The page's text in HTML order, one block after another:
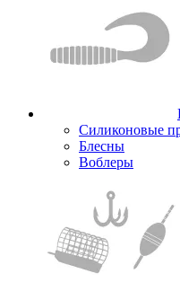
Силиконовые
Блесны
Воблеры